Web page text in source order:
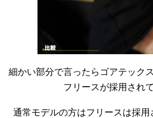
細かい部分で言ったらゴアテック
フリースが採用され
通常モデルの方はフリースは採